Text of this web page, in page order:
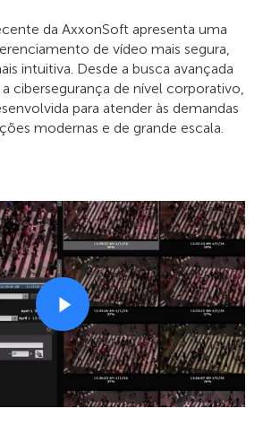
da AxxonSoft apresenta uma
de vídeo mais segura,
intuitiva. Desde a busca avançada
cibersegurança de nível corporativo,
para atender às demandas
modernas e de grande escala.